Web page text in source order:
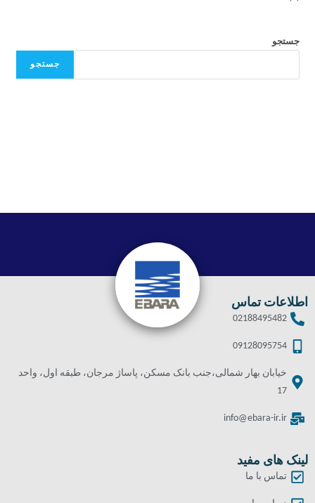
جستجو
جستجو
اطلاعات تماس
02188495482
09128095754
خیابان بهار شمالی،جنب بانک مسکن، پاساژ مرجان، طبقه اول، واحد
17
info@ebara-ir.ir
لینک های مفید
تماس با ما